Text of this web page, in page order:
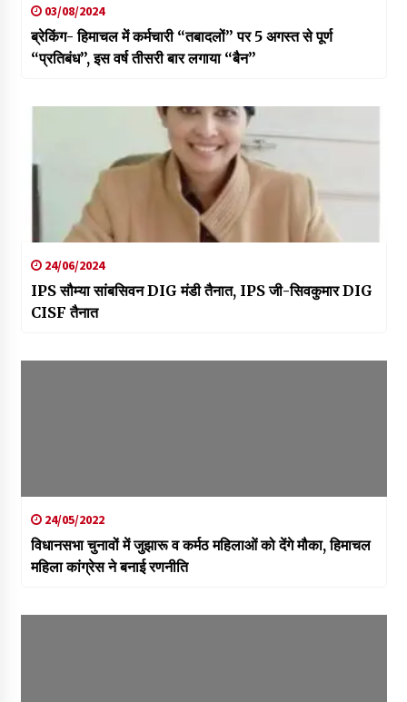
03/08/2024
ब्रेकिंग- हिमाचल में कर्मचारी “तबादलों” पर 5 अगस्त से पूर्ण
“प्रतिबंध”, इस वर्ष तीसरी बार लगाया “बैन”
24/06/2024
IPS सौम्या सांबसिवन DIG मंडी तैनात, IPS जी-सिवकुमार DIG
CISF तैनात
24/05/2022
विधानसभा चुनावों में जुझारू व कर्मठ महिलाओं को देंगे मौका, हिमाचल
महिला कांग्रेस ने बनाई रणनीति